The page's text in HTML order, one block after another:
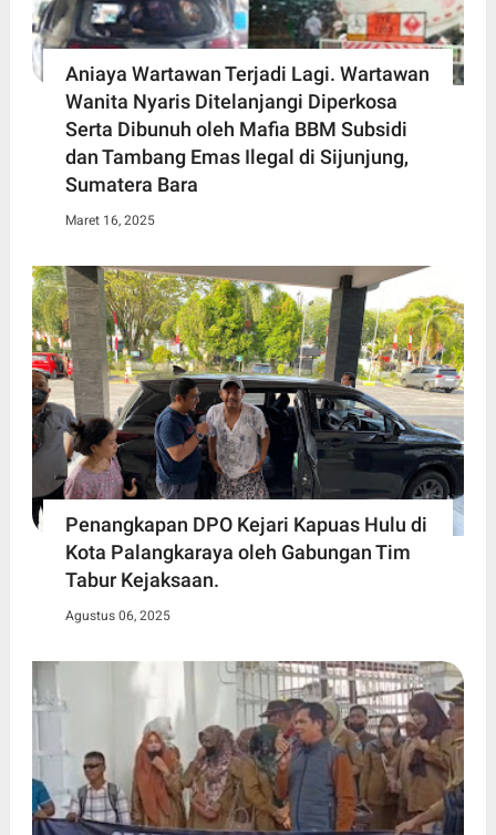
Aniaya Wartawan Terjadi Lagi. Wartawan
Wanita Nyaris Ditelanjangi Diperkosa
Serta Dibunuh oleh Mafia BBM Subsidi
dan Tambang Emas Ilegal di Sijunjung,
Sumatera Bara
Maret 16, 2025
Penangkapan DPO Kejari Kapuas Hulu di
Kota Palangkaraya oleh Gabungan Tim
Tabur Kejaksaan.
Agustus 06, 2025